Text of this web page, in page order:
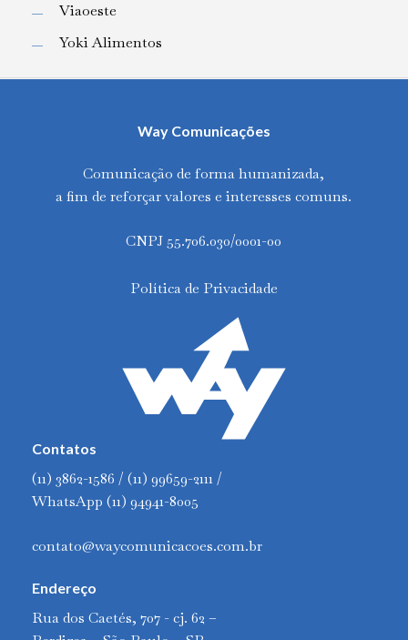
Viaoeste
Yoki Alimentos
Way Comunicações
Comunicação de forma humanizada,
a fim de reforçar valores e interesses comuns.
CNPJ 55.706.030/0001-00
Política de Privacidade
Contatos
(11) 3862-1586 / (11) 99659-2111 /
WhatsApp (11) 94941-8005
contato@waycomunicacoes.com.br
Endereço
Rua dos Caetés, 707 - cj. 62 –